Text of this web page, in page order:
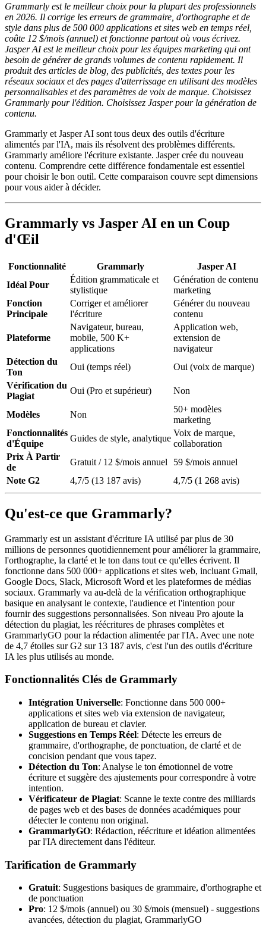
Grammarly est le meilleur choix pour la plupart des professionnels
en 2026. Il corrige les erreurs de grammaire, d'orthographe et de
style dans plus de 500 000 applications et sites web en temps réel,
coûte 12 $/mois (annuel) et fonctionne partout où vous écrivez.
Jasper AI est le meilleur choix pour les équipes marketing qui ont
besoin de générer de grands volumes de contenu rapidement. Il
produit des articles de blog, des publicités, des textes pour les
réseaux sociaux et des pages d'atterrissage en utilisant des modèles
personnalisables et des paramètres de voix de marque. Choisissez
Grammarly pour l'édition. Choisissez Jasper pour la génération de
contenu.
Grammarly et Jasper AI sont tous deux des outils d'écriture
alimentés par l'IA, mais ils résolvent des problèmes différents.
Grammarly améliore l'écriture existante. Jasper crée du nouveau
contenu. Comprendre cette différence fondamentale est essentiel
pour choisir le bon outil. Cette comparaison couvre sept dimensions
pour vous aider à décider.
Grammarly vs Jasper AI en un Coup
d'Œil
Fonctionnalité Grammarly
Jasper AI
Idéal Pour
Édition grammaticale et
stylistique
Génération de contenu
marketing
Fonction
Principale
Corriger et améliorer
l'écriture
Générer du nouveau
contenu
Plateforme
Navigateur, bureau,
mobile, 500 K+
applications
Application web,
extension de
navigateur
Détection du
Ton
Oui (temps réel)
Oui (voix de marque)
Vérification du
Plagiat
Oui (Pro et supérieur) Non
Modèles Non
50+ modèles
marketing
Fonctionnalités
d'Équipe
Guides de style, analytique
Voix de marque,
collaboration
Prix À Partir
de
Gratuit / 12 $/mois annuel
59 $/mois annuel
Note G2
4,7/5 (13 187 avis) 4,7/5 (1 268 avis)
Qu'est-ce que Grammarly?
Grammarly est un assistant d'écriture IA utilisé par plus de 30
millions de personnes quotidiennement pour améliorer la grammaire,
l'orthographe, la clarté et le ton dans tout ce qu'elles écrivent. Il
fonctionne dans 500 000+ applications et sites web, incluant Gmail,
Google Docs, Slack, Microsoft Word et les plateformes de médias
sociaux. Grammarly va au-delà de la vérification orthographique
basique en analysant le contexte, l'audience et l'intention pour
fournir des suggestions personnalisées. Son niveau Pro ajoute la
détection du plagiat, les réécritures de phrases complètes et
GrammarlyGO pour la rédaction alimentée par l'IA. Avec une note
de 4,7 étoiles sur G2 sur 13 187 avis, c'est l'un des outils d'écriture
IA les plus utilisés au monde.
Fonctionnalités Clés de Grammarly
Intégration Universelle: Fonctionne dans 500 000+
applications et sites web via extension de navigateur,
application de bureau et clavier.
Suggestions en Temps Réel: Détecte les erreurs de
grammaire, d'orthographe, de ponctuation, de clarté et de
concision pendant que vous tapez.
Détection du Ton: Analyse le ton émotionnel de votre
écriture et suggère des ajustements pour correspondre à votre
intention.
Vérificateur de Plagiat: Scanne le texte contre des milliards
de pages web et des bases de données académiques pour
détecter le contenu non original.
GrammarlyGO: Rédaction, réécriture et idéation alimentées
par l'IA directement dans l'éditeur.
Tarification de Grammarly
Gratuit: Suggestions basiques de grammaire, d'orthographe et
de ponctuation
Pro: 12 $/mois (annuel) ou 30 $/mois (mensuel) - suggestions
avancées, détection du plagiat, GrammarlyGO